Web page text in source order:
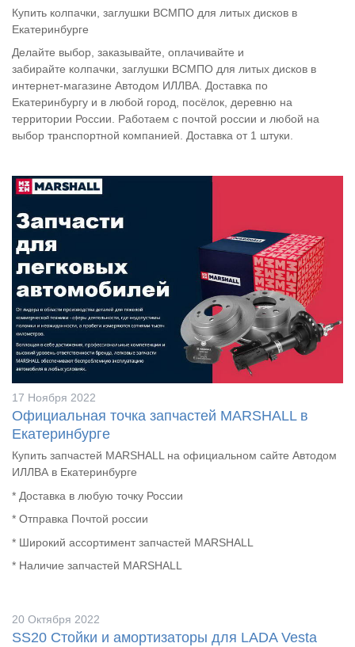
Купить колпачки, заглушки ВСМПО для литых дисков в
Екатеринбурге
Делайте выбор, заказывайте, оплачивайте и
забирайте колпачки, заглушки ВСМПО для литых дисков в
интернет-магазине Автодом ИЛЛВА. Доставка по
Екатеринбургу и в любой город, посёлок, деревню на
территории России. Работаем с почтой россии и любой на
выбор транспортной компанией. Доставка от 1 штуки.
17 Ноября 2022
Официальная точка запчастей MARSHALL в
Екатеринбурге
Купить запчастей MARSHALL на официальном сайте Автодом
ИЛЛВА в Екатеринбурге
* Доставка в любую точку России
* Отправка Почтой россии
* Широкий ассортимент запчастей MARSHALL
* Наличие запчастей MARSHALL
20 Октября 2022
SS20 Стойки и амортизаторы для LADA Vesta